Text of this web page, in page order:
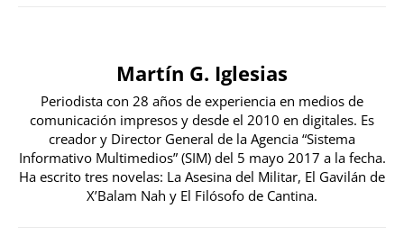
Martín G. Iglesias
Periodista con 28 años de experiencia en medios de
comunicación impresos y desde el 2010 en digitales. Es
creador y Director General de la Agencia “Sistema
Informativo Multimedios” (SIM) del 5 mayo 2017 a la fecha.
Ha escrito tres novelas: La Asesina del Militar, El Gavilán de
X’Balam Nah y El Filósofo de Cantina.